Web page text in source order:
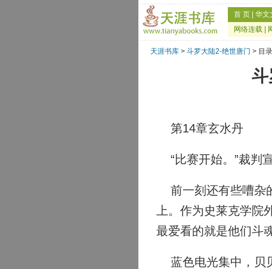
首 页 华文
网络连载
天涯书库 > 斗罗大陆2-绝世唐门 > 目
斗
第14章玄水丹
“比赛开始。”裁判
前一刻还有些嘈杂
上。作为史莱克学
最爱看的就是他们斗
蓝色电光集中，贝